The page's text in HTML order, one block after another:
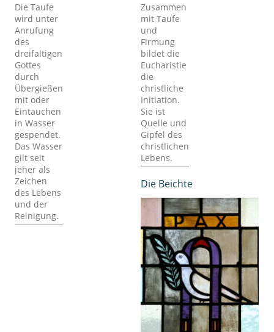
Die Taufe
wird unter
Anrufung
des
dreifaltigen
Gottes
durch
Übergießen
mit oder
Eintauchen
in Wasser
gespendet.
Das Wasser
gilt seit
jeher als
Zeichen
des Lebens
und der
Reinigung.
Zusammen
mit Taufe
und
Firmung
bildet die
Eucharistie
die
christliche
Initiation.
Sie ist
Quelle und
Gipfel des
christlichen
Lebens.
Die Beichte